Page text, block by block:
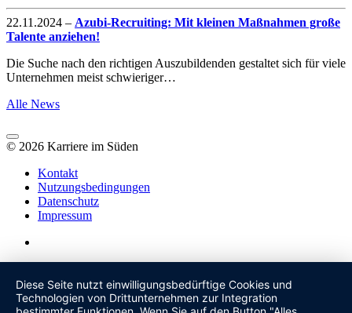
22.11.2024 – Azubi-Recruiting: Mit kleinen Maßnahmen große
Talente anziehen!
Die Suche nach den richtigen Auszubildenden gestaltet sich für viele
Unternehmen meist schwieriger…
Alle News
© 2026 Karriere im Süden
Kontakt
Nutzungsbedingungen
Datenschutz
Impressum
Diese Seite nutzt einwilligungsbedürftige Cookies und
Technologien von Drittunternehmen zur Integration